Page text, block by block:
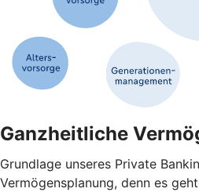
Ganzheitliche
Grundlage unseres Private
Vermögensplanung, denn es